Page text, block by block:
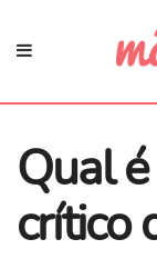
Qual
crítico